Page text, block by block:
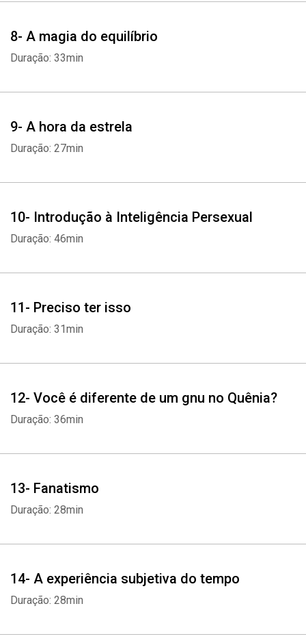
8- A magia do equilíbrio
Duração: 33min
9- A hora da estrela
Duração: 27min
10- Introdução à Inteligência Persexual
Duração: 46min
11- Preciso ter isso
Duração: 31min
12- Você é diferente de um gnu no Quênia?
Duração: 36min
13- Fanatismo
Duração: 28min
14- A experiência subjetiva do tempo
Duração: 28min